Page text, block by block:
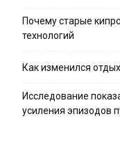
Почему старые
технологий
Как изменился
Исследование
усиления эпизодов